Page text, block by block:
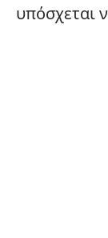
υπόσχεται